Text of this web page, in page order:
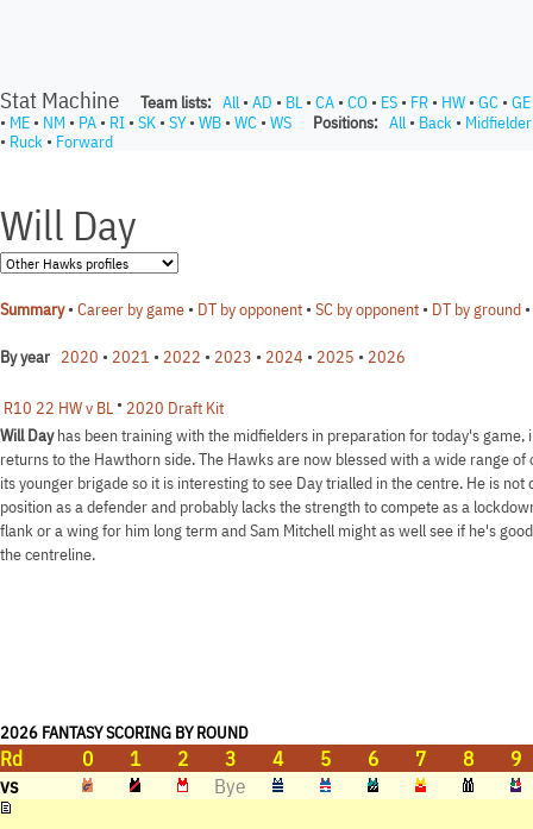
Stat Machine Team lists: All • AD • BL • CA • CO • ES • FR • HW • GC • GE
• ME • NM • PA • RI • SK • SY• WB • WC • WS Positions: All • Back • Midfielder
• Ruck • Forward